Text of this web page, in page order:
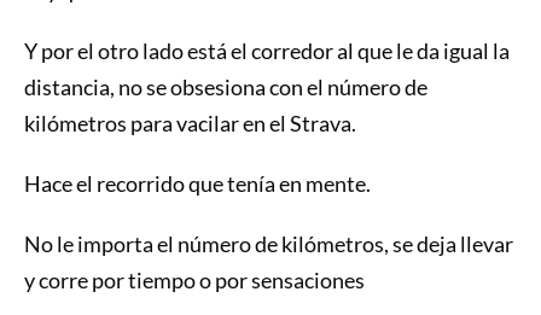
Y por el otro lado está el corredor al que le da igual la
distancia, no se obsesiona con el número de
kilómetros para vacilar en el Strava.
Hace el recorrido que tenía en mente.
No le importa el número de kilómetros, se deja llevar
y corre por tiempo o por sensaciones